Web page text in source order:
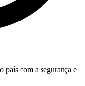
país com a segurança e